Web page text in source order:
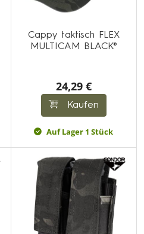
Cappy taktisch FLEX
MULTICAM BLACK®
24,29 €
Kaufen
Auf Lager 1 Stück